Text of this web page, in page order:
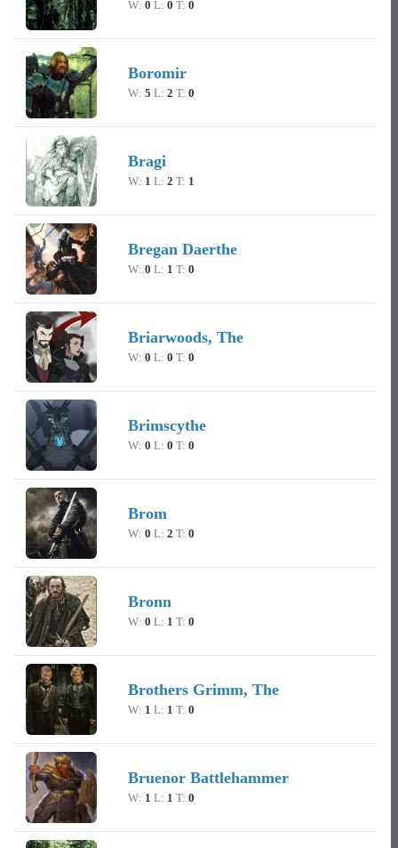
W: 0 L: 0 T: 0
Boromir
W: 5 L: 2 T: 0
Bragi
W: 1 L: 2 T: 1
Bregan Daerthe
W: 0 L: 1 T: 0
Briarwoods, The
W: 0 L: 0 T: 0
Brimscythe
W: 0 L: 0 T: 0
Brom
W: 0 L: 2 T: 0
Bronn
W: 0 L: 1 T: 0
Brothers Grimm, The
W: 1 L: 1 T: 0
Bruenor Battlehammer
W: 1 L: 1 T: 0